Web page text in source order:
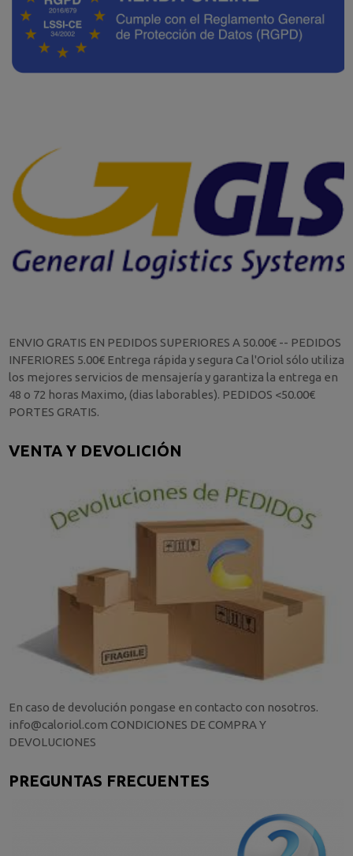
ENVIO GRATIS EN PEDIDOS SUPERIORES A 50.00€ -- PEDIDOS
INFERIORES 5.00€ Entrega rápida y segura Ca l'Oriol sólo utiliza
los mejores servicios de mensajería y garantiza la entrega en
48 o 72 horas Maximo, (dias laborables). PEDIDOS <50.00€
PORTES GRATIS.
VENTA Y DEVOLICIÓN
En caso de devolución pongase en contacto con nosotros.
info@caloriol.com CONDICIONES DE COMPRA Y
DEVOLUCIONES
PREGUNTAS FRECUENTES